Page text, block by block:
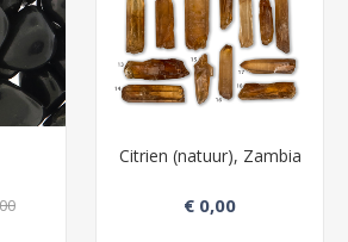
Citrien (natuur), Zambia
€ 0,00